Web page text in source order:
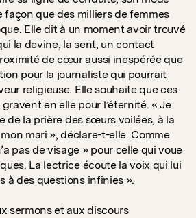
façon que des milliers de femmes
Elle dit à un moment avoir trouvé
la devine, la sent, un contact
de cœur aussi inespérée que
pour la journaliste qui pourrait
religieuse. Elle souhaite que ces
en elle pour l’éternité. « Je
de la prière des sœurs voilées, à la
mari », déclare-t-elle. Comme
pas de visage » pour celle qui voue
La lectrice écoute la voix qui lui
à des questions infinies ».
sermons et aux discours